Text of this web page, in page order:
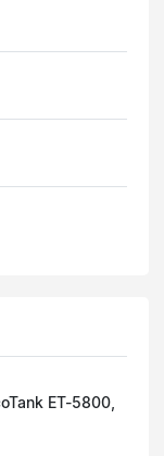
ET-5800,